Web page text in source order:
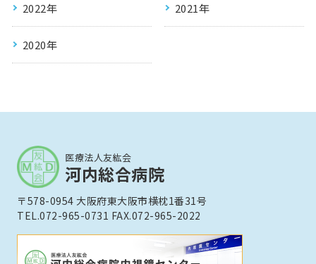
2022年 2021年
2020年
医療法人友紘会
河内総合病院
〒578-0954 大阪府東大阪市横枕1番31号
TEL.072-965-0731 FAX.072-965-2022